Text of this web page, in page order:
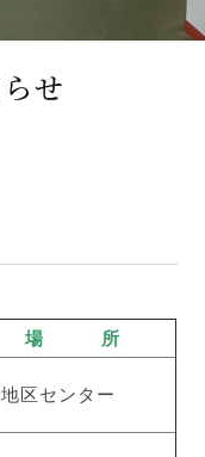
せ
場 所
区センター